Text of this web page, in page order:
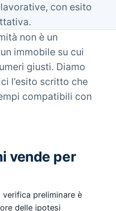
con esito
non è un
immobile su cui
giusti. Diamo
l’esito scritto che
compatibili con
vende per
preliminare è
delle ipotesi